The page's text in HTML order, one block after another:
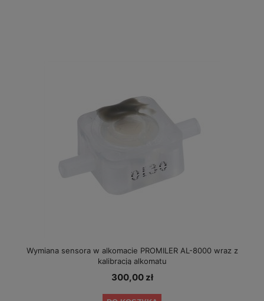
Wymiana sensora w alkomacie PROMILER AL-8000 wraz z
kalibracją alkomatu
300,00 zł